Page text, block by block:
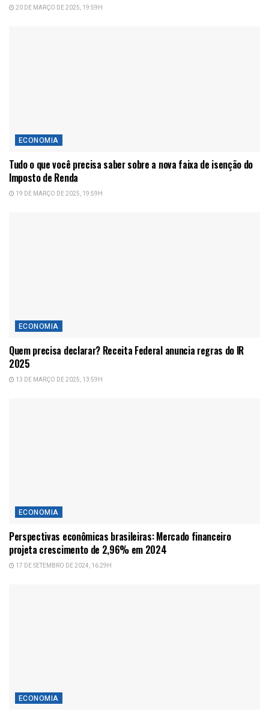
20 DE MARÇO DE 2025, 19:59H
ECONOMIA
Tudo o que você precisa saber sobre a nova faixa de isenção do
Imposto de Renda
19 DE MARÇO DE 2025, 19:59H
ECONOMIA
Quem precisa declarar? Receita Federal anuncia regras do IR
2025
13 DE MARÇO DE 2025, 13:59H
ECONOMIA
Perspectivas econômicas brasileiras: Mercado financeiro
projeta crescimento de 2,96% em 2024
17 DE SETEMBRO DE 2024, 16:29H
ECONOMIA